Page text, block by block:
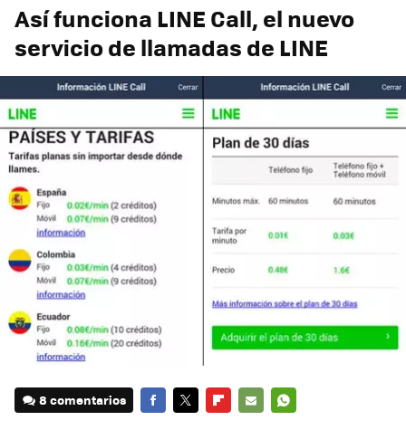
Así funciona LINE Call, el nuevo
servicio de llamadas de LINE
8 comentarios